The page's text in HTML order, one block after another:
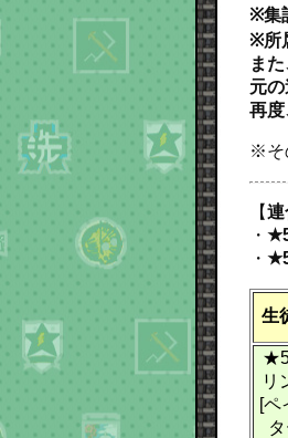
※集
※所
ま
元
再度
※そ
【連
・
・
生
リ
[ペ